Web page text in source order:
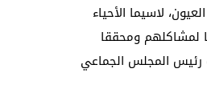
لاسيما الأحياء
لمشاكلهم ومحققا
رئيس المجلس الجماعي